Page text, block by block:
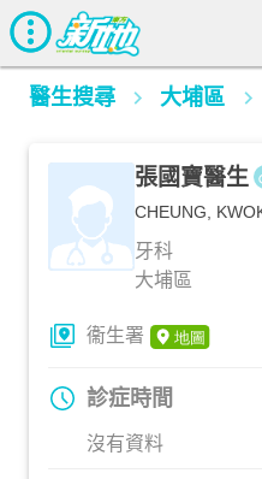
醫生搜尋 大埔區
張國寶醫生
CHEUNG,
牙科
大埔區
衞生署
診症時間
沒有資料